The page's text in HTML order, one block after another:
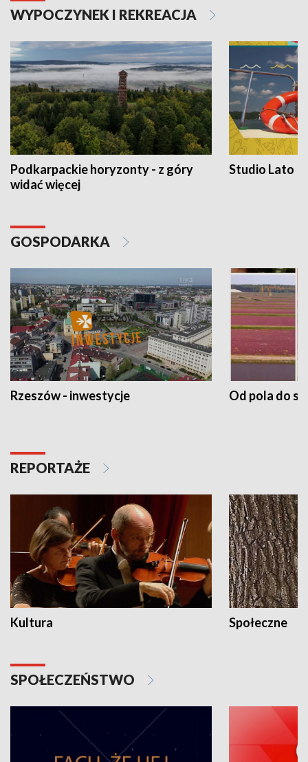
WYPOCZYNEK I REKREACJA
Podkarpackie horyzonty - z góry
widać więcej
Studio Lato
GOSPODARKA
Rzeszów - inwestycje Od pola do
REPORTAŻE
Kultura Społeczne
SPOŁECZEŃSTWO